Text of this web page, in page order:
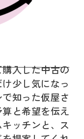
入した中古の
少し気になっ
知った仮屋さ
と希望を伝え
ッチンと、ス